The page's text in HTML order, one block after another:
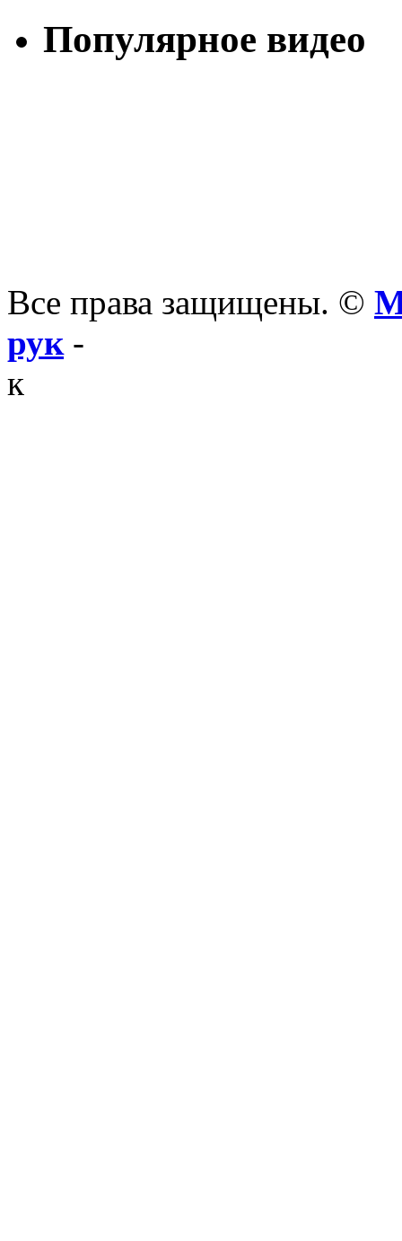
Популярное видео
Все права защищены. ©
рук-
к